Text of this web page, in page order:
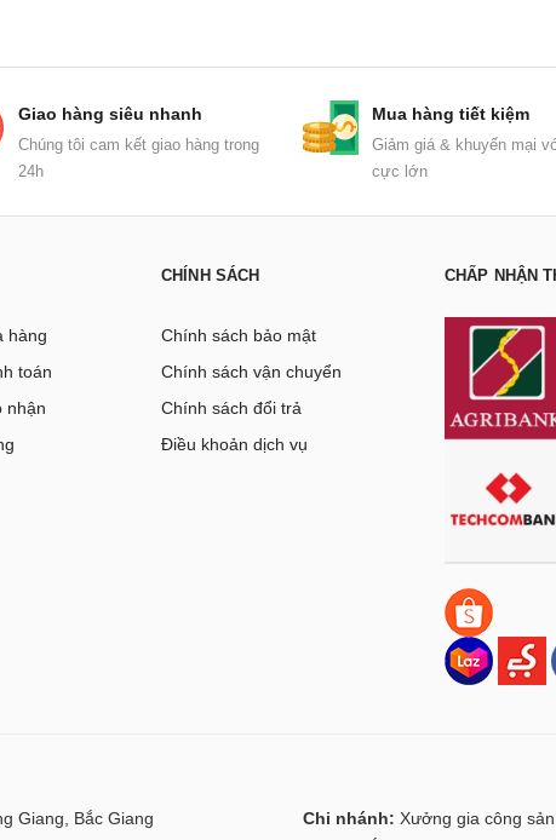
Giao hàng siêu nhanh
Chúng tôi cam kết giao hàng trong
24h
Mua hàng tiết kiệm
Giảm giá & khuyến mại
cực lớn
hàng
toán
nhận
CHÍNH SÁCH
Chính sách bảo mật
Chính sách vận chuyển
Chính sách đổi trả
Điều khoản dịch vụ
CHẤP NHẬN
Giang, Bắc Giang Chi nhánh: Xưởng gia công